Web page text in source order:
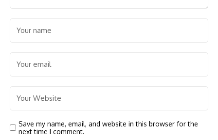
Save my name, email, and website in this browser for the
next time I comment.